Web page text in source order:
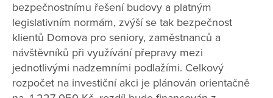
bezpečnostnímu řešení budovy a platným
legislativním normám, zvýší se tak bezpečnost
klientů Domova pro seniory, zaměstnanců a
návštěvníků při využívání přepravy mezi
jednotlivými nadzemními podlažími. Celkový
rozpočet na investiční akci je plánován orientačně